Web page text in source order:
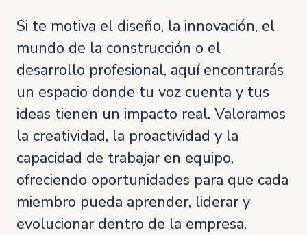
Si te motiva el diseño, la innovación, el
mundo de la construcción o el
desarrollo profesional, aquí encontrarás
un espacio donde tu voz cuenta y tus
ideas tienen un impacto real. Valoramos
la creatividad, la proactividad y la
capacidad de trabajar en equipo,
ofreciendo oportunidades para que cada
miembro pueda aprender, liderar y
evolucionar dentro de la empresa.